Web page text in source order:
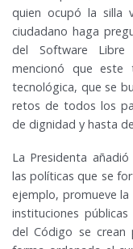
quien ocupó la silla
ciudadano haga
del Software Libre
mencionó que este
tecnológica, que se
retos de todos los
de dignidad y hasta
La Presidenta
las políticas que se
ejemplo, promueve
instituciones
del Código se crean